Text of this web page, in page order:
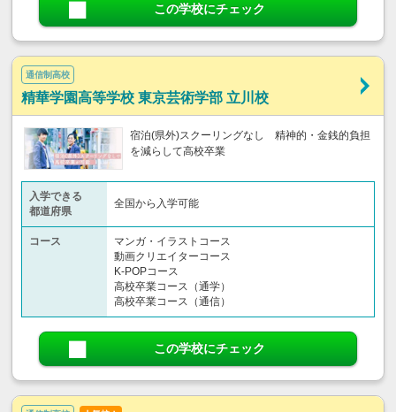
この学校にチェック
通信制高校
精華学園高等学校 東京芸術学部 立川校
宿泊(県外)スクーリングなし 精神的・金銭的負担
を減らして高校卒業
入学できる
都道府県
全国から入学可能
コース
マンガ・イラストコース
動画クリエイターコース
K-POPコース
高校卒業コース（通学）
高校卒業コース（通信）
この学校にチェック